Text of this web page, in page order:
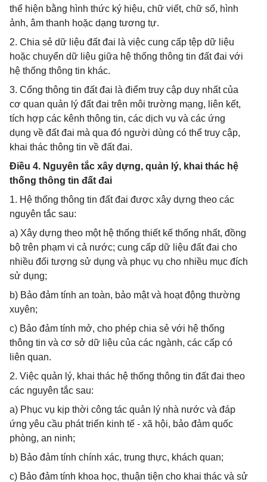
thể hiện bằng hình thức ký hiệu, chữ viết, chữ số, hình
ảnh, âm thanh hoặc dạng tương tự.
2. Chia sẻ dữ liệu đất đai là việc cung cấp tệp dữ liệu
hoặc chuyển dữ liệu giữa hệ thống thông tin đất đai với
hệ thống thông tin khác.
3. Cổng thông tin đất đai là điểm truy cập duy nhất của
cơ quan quản lý đất đai trên môi trường mạng, liên kết,
tích hợp các kênh thông tin, các dịch vụ và các ứng
dụng về đất đai mà qua đó người dùng có thể truy cập,
khai thác thông tin về đất đai.
Điều 4. Nguyên tắc xây dựng, quản lý, khai thác hệ
thống thông tin đất đai
1. Hệ thống thông tin đất đai được xây dựng theo các
nguyên tắc sau:
a) Xây dựng theo một hệ thống thiết kế thống nhất, đồng
bộ trên phạm vi cả nước; cung cấp dữ liệu đất đai cho
nhiều đối tượng sử dụng và phục vụ cho nhiều mục đích
sử dụng;
b) Bảo đảm tính an toàn, bảo mật và hoạt động thường
xuyên;
c) Bảo đảm tính mở, cho phép chia sẻ với hệ thống
thông tin và cơ sở dữ liệu của các ngành, các cấp có
liên quan.
2. Việc quản lý, khai thác hệ thống thông tin đất đai theo
các nguyên tắc sau:
a) Phục vụ kịp thời công tác quản lý nhà nước và đáp
ứng yêu cầu phát triển kinh tế - xã hội, bảo đảm quốc
phòng, an ninh;
b) Bảo đảm tính chính xác, trung thực, khách quan;
c) Bảo đảm tính khoa học, thuận tiện cho khai thác và sử